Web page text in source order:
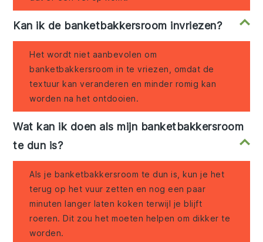
Kan ik de banketbakkersroom invriezen?
Het wordt niet aanbevolen om
banketbakkersroom in te vriezen, omdat de
textuur kan veranderen en minder romig kan
worden na het ontdooien.
Wat kan ik doen als mijn banketbakkersroom
te dun is?
Als je banketbakkersroom te dun is, kun je het
terug op het vuur zetten en nog een paar
minuten langer laten koken terwijl je blijft
roeren. Dit zou het moeten helpen om dikker te
worden.